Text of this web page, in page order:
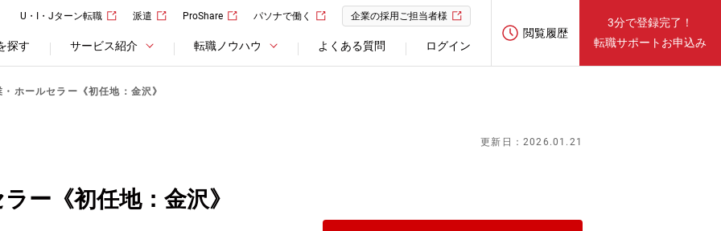
U・I・Jターン転職 派遣 ProShare パソナで働く 企業の採用ご担当者様
探す サービス紹介 転職ノウハウ よくある質問 ログイン
閲覧履歴
3分で登録完了！
転職サポートお申込み
ホールセラー《初任地：金沢》
更新日：2026.01.21
ー《初任地：金沢》